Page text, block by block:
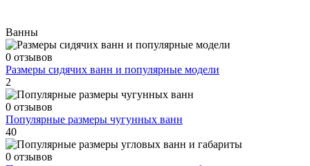
Ванны
0 отзывов
Размеры сидячих ванн и популярные модели
2
0 отзывов
Популярные размеры чугунных ванн
40
0 отзывов